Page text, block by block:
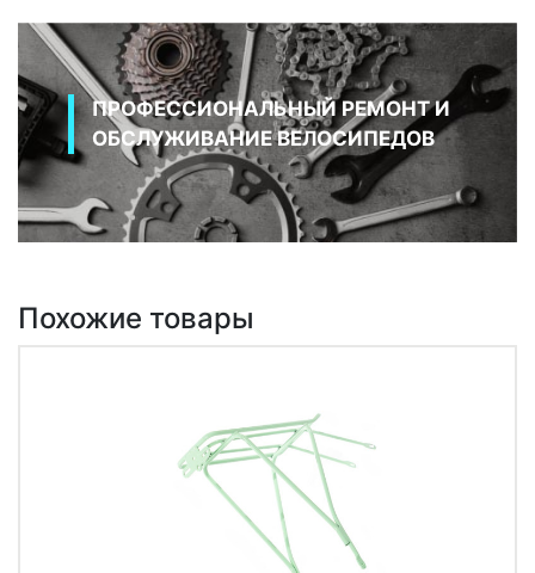
ПРОФЕССИОНАЛЬНЫЙ РЕМОНТ И
ОБСЛУЖИВАНИЕ ВЕЛОСИПЕДОВ
Похожие товары